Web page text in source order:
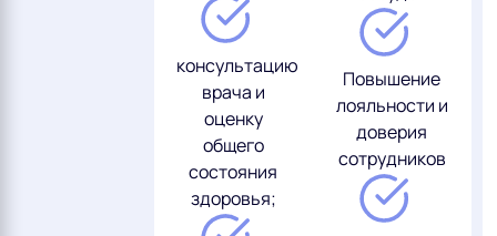
консультацию
врача и
оценку
общего
состояния
здоровья;
Повышение
лояльности и
доверия
сотрудников